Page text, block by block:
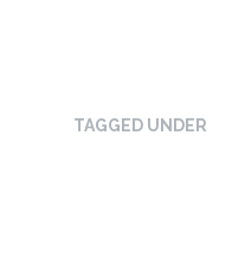
TAGGED UNDER